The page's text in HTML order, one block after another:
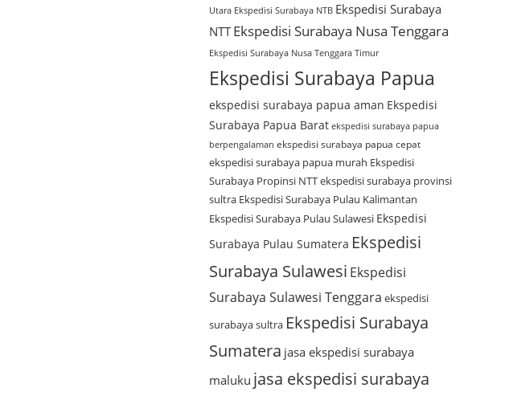
Utara Ekspedisi Surabaya NTB Ekspedisi Surabaya
NTT Ekspedisi Surabaya Nusa Tenggara
Ekspedisi Surabaya Nusa Tenggara Timur
Ekspedisi Surabaya Papua
ekspedisi surabaya papua aman Ekspedisi
Surabaya Papua Barat ekspedisi surabaya papua
berpengalaman ekspedisi surabaya papua cepat
ekspedisi surabaya papua murah Ekspedisi
Surabaya Propinsi NTTekspedisi surabaya provinsi
sultra Ekspedisi Surabaya Pulau Kalimantan
Ekspedisi Surabaya Pulau Sulawesi Ekspedisi
Surabaya Pulau Sumatera Ekspedisi
Surabaya Sulawesi Ekspedisi
Surabaya Sulawesi Tenggara ekspedisi
surabaya sultra Ekspedisi Surabaya
Sumatera jasa ekspedisi surabaya
maluku jasa ekspedisi surabaya